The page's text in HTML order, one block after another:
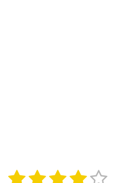
R
1 2 3 4 5